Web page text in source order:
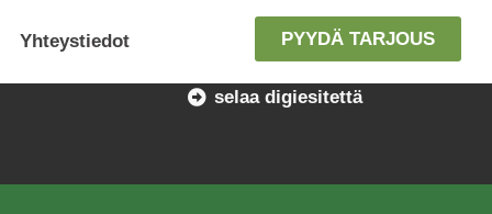
Yhteystiedot PYYDÄ TARJOUS
selaa digiesitettä